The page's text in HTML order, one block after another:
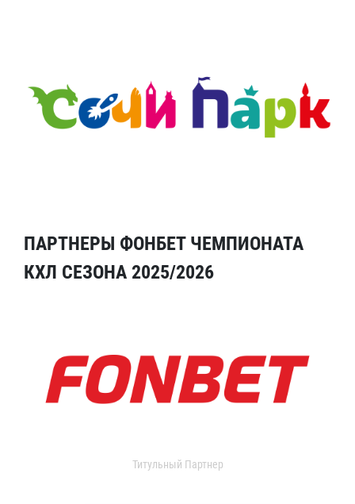
ПАРТНЕРЫ ФОНБЕТ ЧЕМПИОНАТА
КХЛ СЕЗОНА 2025/2026
Титульный Партнер